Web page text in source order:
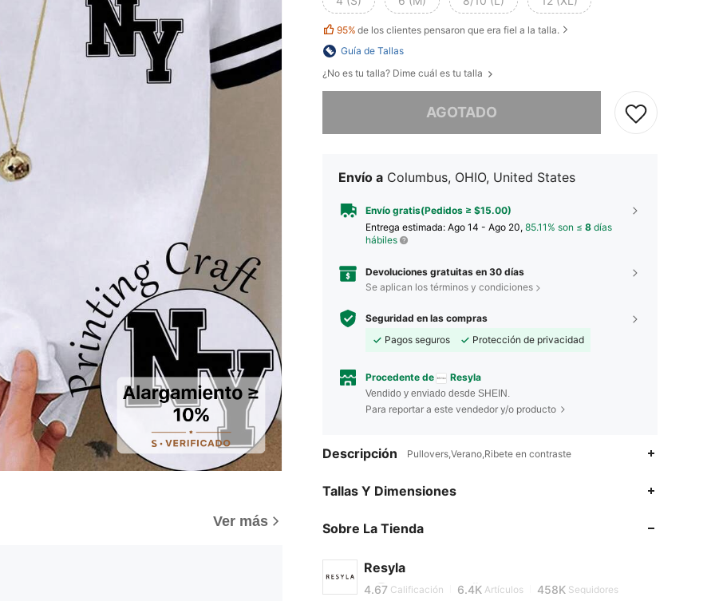
Ver más
95% de los clientes pensaron que era fiel a la talla.
Guía de Tallas
¿No es tu talla? Dime cuál es tu talla
AGOTADO
Envío a Columbus, OHIO, United States
Envío gratis(Pedidos ≥ $15.00)
Entrega estimada: Ago 14 - Ago 20, 85.11% son ≤ 8 días
hábiles
Devoluciones gratuitas en 30 días
Se aplican los términos y condiciones
Seguridad en las compras
Pagos seguros
Protección de privacidad
Procedente de Resyla
Vendido y enviado desde SHEIN.
Para reportar a este vendedor y/o producto
Descripción Pullovers,Verano,Ribete en contraste
Tallas Y Dimensiones
Sobre La Tienda
Resyla
4.67
4.67 Calificación 6.4K Artículos 458K Seguidores